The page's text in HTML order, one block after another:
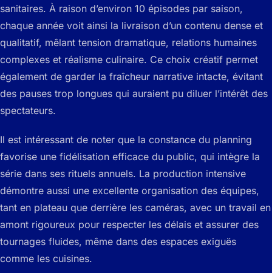
sanitaires. À raison d’environ 10 épisodes par saison,
chaque année voit ainsi la livraison d’un contenu dense et
qualitatif, mêlant tension dramatique, relations humaines
complexes et réalisme culinaire. Ce choix créatif permet
également de garder la fraîcheur narrative intacte, évitant
des pauses trop longues qui auraient pu diluer l’intérêt des
spectateurs.
Il est intéressant de noter que la constance du planning
favorise une fidélisation efficace du public, qui intègre la
série dans ses rituels annuels. La production intensive
démontre aussi une excellente organisation des équipes,
tant en plateau que derrière les caméras, avec un travail en
amont rigoureux pour respecter les délais et assurer des
tournages fluides, même dans des espaces exiguës
comme les cuisines.